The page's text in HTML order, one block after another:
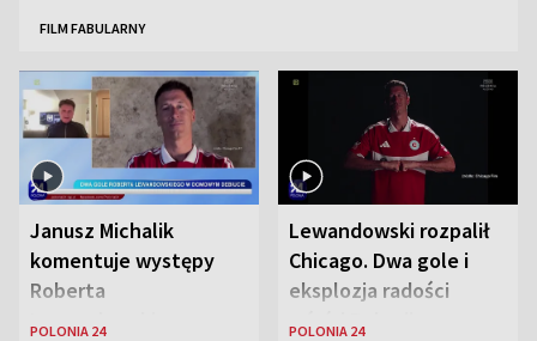
FILM FABULARNY
Janusz Michalik
komentuje występy
Roberta
Lewandowskiego w
POLONIA 24
Lewandowski rozpalił
Chicago. Dwa gole i
eksplozja radości
wśród Polonii
POLONIA 24